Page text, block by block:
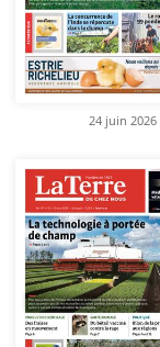
24 juin 2026